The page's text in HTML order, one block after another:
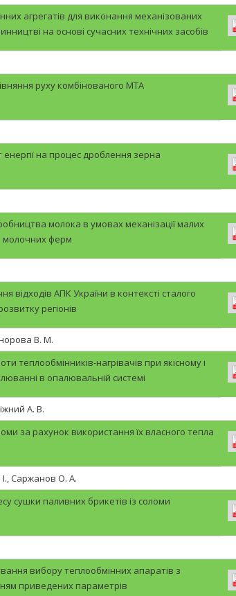
агрегатів для виконання механізованих
на основі сучасних технічних засобів
руху комбінованого МТА
на процес дроблення зерна
молока в умовах механізації малих
молочних ферм
відходів АПК України в контексті сталого
регіонів
В. М.
теплообмінників-нагрівачів при якісному і
в опалювальній системі
А. В.
за рахунок використання їх власного тепла
Саржанов О. А.
сушки паливних брикетів із соломи
вибору теплообмінних апаратів з
приведених параметрів